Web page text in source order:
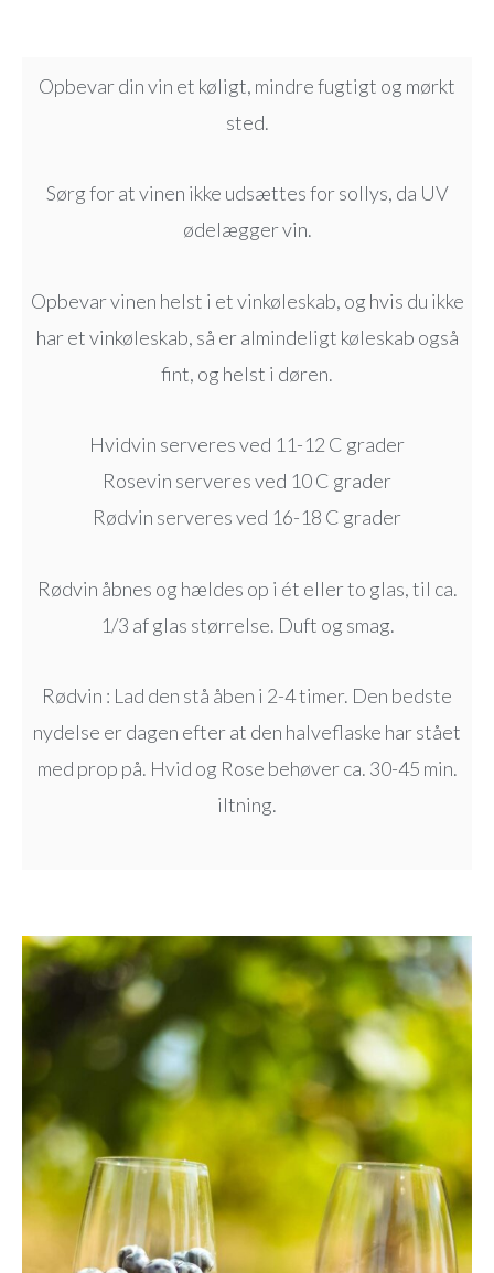
Opbevar din vin et køligt, mindre fugtigt og mørkt
sted.
Sørg for at vinen ikke udsættes for sollys, da UV
ødelægger vin.
Opbevar vinen helst i et vinkøleskab, og hvis du ikke
har et vinkøleskab, så er almindeligt køleskab også
fint, og helst i døren.
Hvidvin serveres ved 11-12 C grader
Rosevin serveres ved 10 C grader
Rødvin serveres ved 16-18 C grader
Rødvin åbnes og hældes op i ét eller to glas, til ca.
1/3 af glas størrelse. Duft og smag.
Rødvin : Lad den stå åben i 2-4 timer. Den bedste
nydelse er dagen efter at den halveflaske har stået
med prop på. Hvid og Rose behøver ca. 30-45 min.
iltning.